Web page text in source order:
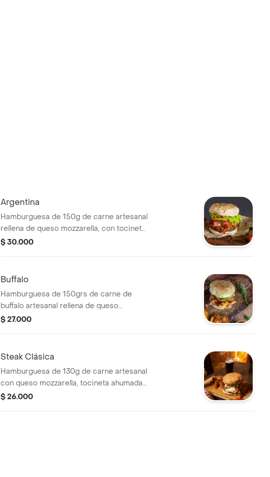
Argentina
Hamburguesa de 150g de carne artesanal
rellena de queso mozzarella, con tocineta
ahumada, chorizo argentino en
$ 30.000
Buffalo
Hamburguesa de 150grs de carne de
buffalo artesanal rellena de queso
americano y mozzarella, tocineta
$ 27.000
Steak Clásica
Hamburguesa de 130g de carne artesanal
con queso mozzarella, tocineta ahumada
y lechuga.
$ 26.000